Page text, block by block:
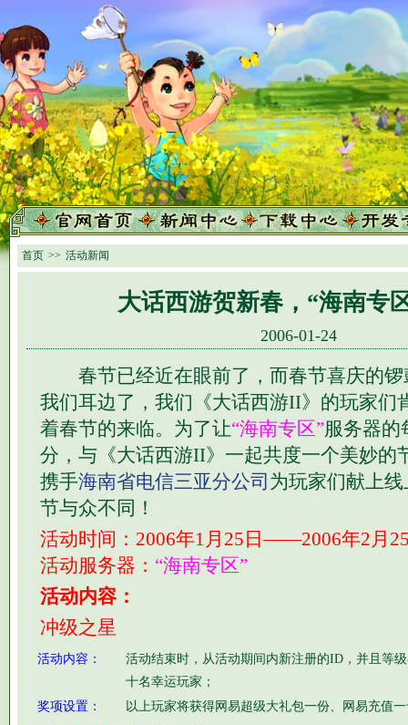
首页 >> 活动新闻
大话西游贺新春，“海南专
2006-01-24
春节已经近在眼前了，而春节喜庆的锣
我们耳边了，我们《大话西游II》的玩家们
着春节的来临。为了让“海南专区”服务器的
分，与《大话西游II》一起共度一个美妙的
携手海南省电信三亚分公司 为玩家们献上
节与众不同！
活动时间：2006年1月25日――2006年2月
活动服务器： “海南专区”
活动内容：
冲级之星
活动内容：
活动结束时，从活动期间内新注册的ID，并且等
十名幸运玩家；
奖项设置：
以上玩家将获得网易超级大礼包一份、网易充值